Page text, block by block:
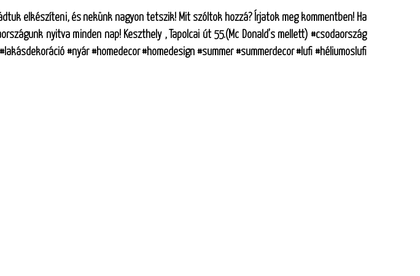
elkészíteni, és nekünk nagyon tetszik! Mit szóltok hozzá? Írjatok meg kommentben! Ha
nyitva minden nap! Keszthely , Tapolcai út 55.(Mc Donald’s mellett) #csodaország
#nyár #homedecor #homedesign #summer #summerdecor #lufi #héliumoslufi